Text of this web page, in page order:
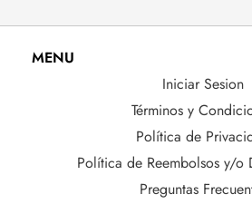
MENU
Iniciar Sesion
Términos y
Política de
Política de Reembolsos y/o
Preguntas